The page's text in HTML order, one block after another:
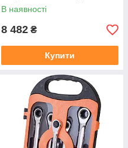
В наявності
8 482 ₴
Купити